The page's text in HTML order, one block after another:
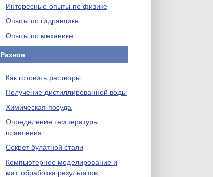
Интересные опыты по физике
Опыты по гидравлике
Опыты по механике
Разное
Как готовить растворы
Получение дистиллированной воды
Химическая посуда
Определение температуры
плавления
Секрет булатной стали
Компьютерное моделирование и
мат. обработка результатов